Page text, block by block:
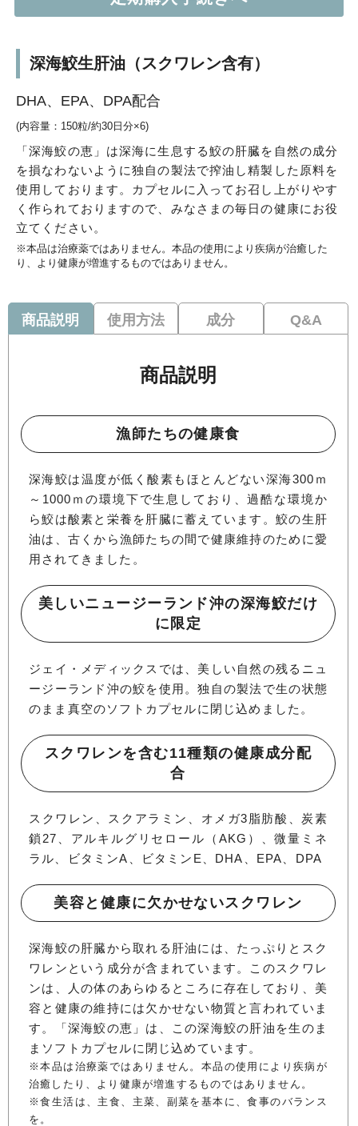
深海鮫生肝油（スクワレン含有）
DHA、EPA、DPA配合
(内容量：150粒/約30日分×6)
「深海鮫の恵」は深海に生息する鮫の肝臓を自然の成分
を損なわないように独自の製法で搾油し精製した原料を
使用しております。カプセルに入ってお召し上がりやす
く作られておりますので、みなさまの毎日の健康にお役
立てください。
※本品は治療薬ではありません。本品の使用により疾病が治癒した
り、より健康が増進するものではありません。
商品説明
商品説明
漁師たちの健康食
深海鮫は温度が低く酸素もほとんどない深海300ｍ
～1000ｍの環境下で生息しており、過酷な環境か
ら鮫は酸素と栄養を肝臓に蓄えています。鮫の生肝
油は、古くから漁師たちの間で健康維持のために愛
用されてきました。
美しいニュージーランド沖の深海鮫だけ
に限定
ジェイ・メディックスでは、美しい自然の残るニュ
ージーランド沖の鮫を使用。独自の製法で生の状態
のまま真空のソフトカプセルに閉じ込めました。
スクワレンを含む11種類の健康成分配
合
スクワレン、スクアラミン、オメガ3脂肪酸、炭素
鎖27、アルキルグリセロール（AKG）、微量ミネ
ラル、ビタミンA、ビタミンE、DHA、EPA、DPA
美容と健康に欠かせないスクワレン
深海鮫の肝臓から取れる肝油には、たっぷりとスク
ワレンという成分が含まれています。このスクワレ
ンは、人の体のあらゆるところに存在しており、美
容と健康の維持には欠かせない物質と言われていま
す。「深海鮫の恵」は、この深海鮫の肝油を生のま
まソフトカプセルに閉じ込めています。
※本品は治療薬ではありません。本品の使用により疾病が
治癒したり、より健康が増進するものではありません。
※食生活は、主食、主菜、副菜を基本に、食事のバランス
を。
使用方法 成分 Q&A